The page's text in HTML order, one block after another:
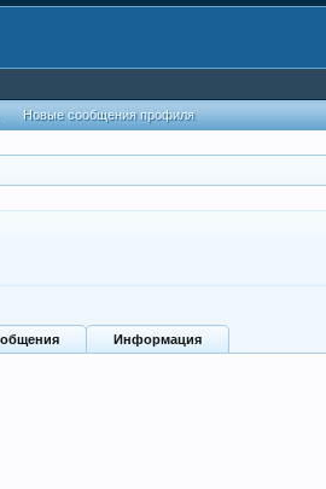
Информация
Новые сообщения профиля